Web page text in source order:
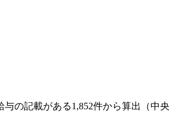
の記載がある1,852件から算出（